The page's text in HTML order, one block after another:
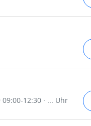
12:30 · ... Uhr